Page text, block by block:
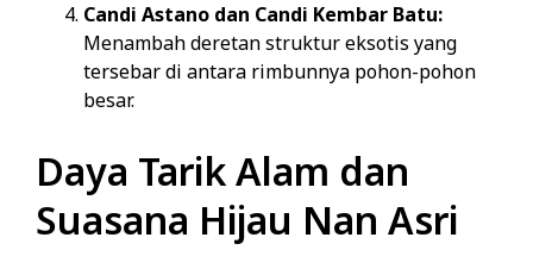
Candi Astano dan Candi Kembar Batu:
Menambah deretan struktur eksotis yang
tersebar di antara rimbunnya pohon-pohon
besar.
Daya Tarik Alam dan
Suasana Hijau Nan Asri